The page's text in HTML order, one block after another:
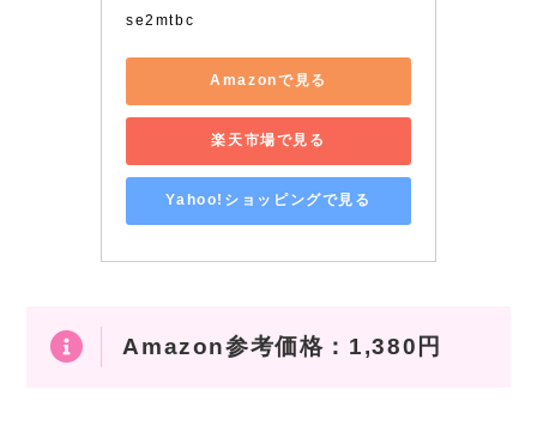
se2mtbc
Amazonで見る
楽天市場で見る
Yahoo!ショッピングで見る
Amazon参考価格：1,380円